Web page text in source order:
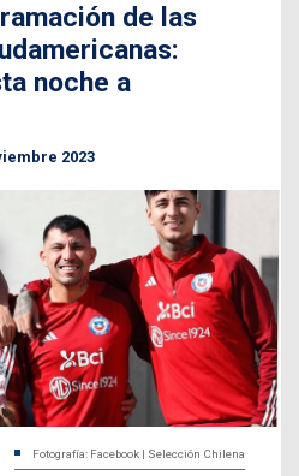
de las
noche a
2023
Fotografía: Facebook | Selección Chilena